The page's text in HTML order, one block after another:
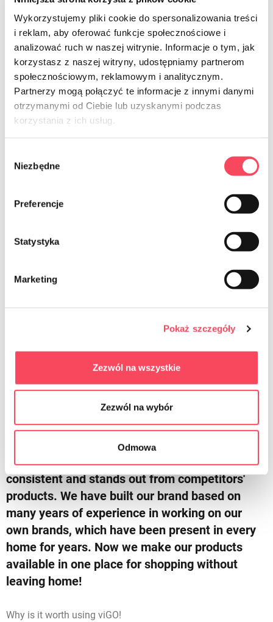
Wykorzystujemy pliki cookie do spersonalizowania treści
i reklam, aby oferować funkcje społecznościowe i
analizować ruch w naszej witrynie. Informacje o tym, jak
korzystasz z naszej witryny, udostępniamy partnerom
społecznościowym, reklamowym i analitycznym.
Partnerzy mogą połączyć te informacje z innymi danymi
otrzymanymi od Ciebie lub uzyskanymi podczas
korzystania z ich usług.
zgody
Niezbędne
Preferencje
Statystyka
Marketing
Pokaż szczegóły
Zezwól na wszystkie
Zezwól na wybór
Odmowa
Visos naujos prekės
Poznaj vIGO! piknik
ciesz się smakowitymi letnimi chwilami spędzonymi z
viGO
More about us
We try to meet your expectations
viGO! is a revolution on the home products
market. Innovative rebranding that is always
consistent and stands out from competitors'
products. We have built our brand based on
many years of experience in working on our
own brands, which have been present in every
home for years. Now we make our products
available in one place for shopping without
leaving home!
Why is it worth using viGO!